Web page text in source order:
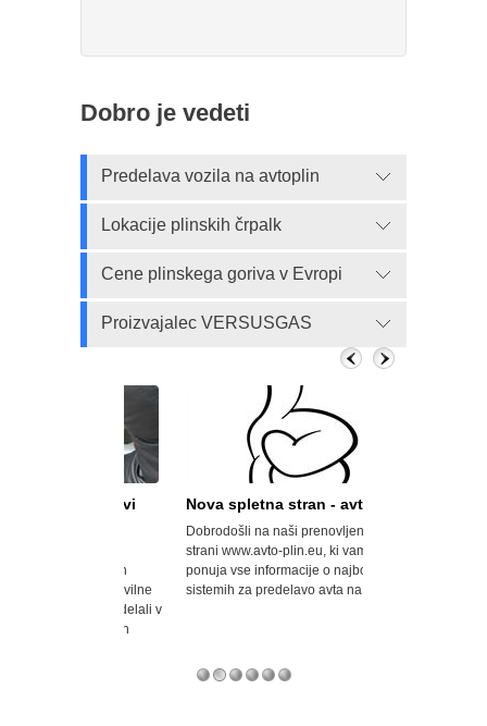
Dobro je vedeti
Predelava vozila na avtoplin
Lokacije plinskih črpalk
Cene plinskega goriva v Evropi
Proizvajalec VERSUSGAS
Nova spletna stran - avto-plin
Dobrodošli na naši prenovljeni spletni
strani www.avto-plin.eu, ki vam sedaj
ponuja vse informacije o najboljših
sistemih za predelavo avta na plin.